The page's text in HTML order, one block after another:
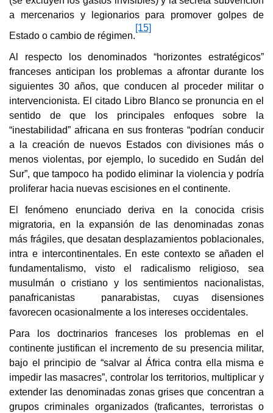
a mercenarios y legionarios para promover golpes de
Estado o cambio de régimen.
[15]
Al respecto los denominados “horizontes estratégicos”
franceses anticipan los problemas a afrontar durante los
siguientes 30 años, que conducen al proceder militar o
intervencionista. El citado Libro Blanco se pronuncia en el
sentido de que los principales enfoques sobre la
“inestabilidad” africana en sus fronteras “podrían conducir
a la creación de nuevos Estados con divisiones más o
menos violentas, por ejemplo, lo sucedido en Sudán del
Sur”, que tampoco ha podido eliminar la violencia y podría
proliferar hacia nuevas escisiones en el continente.
El fenómeno enunciado deriva en la conocida crisis
migratoria, en la expansión de las denominadas zonas
más frágiles, que desatan desplazamientos poblacionales,
intra e intercontinentales. En este contexto se añaden el
fundamentalismo, visto el radicalismo religioso, sea
musulmán o cristiano y los sentimientos nacionalistas,
panafricanistas panarabistas, cuyas disensiones
favorecen ocasionalmente a los intereses occidentales.
Para los doctrinarios franceses los problemas en el
continente justifican el incremento de su presencia militar,
bajo el principio de “salvar al África contra ella misma e
impedir las masacres”, controlar los territorios, multiplicar y
extender las denominadas zonas grises que concentran a
grupos criminales organizados (traficantes, terroristas o